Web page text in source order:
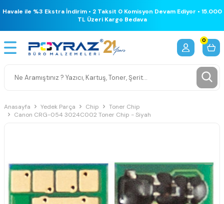
Havale ile %3 Ekstra İndirim • 2 Taksit 0 Komisyon Devam Ediyor • 15.000
TL Üzeri Kargo Bedava
0
Anasayfa Yedek Parça Chip
Toner Chip
Canon CRG-054 3024C002 Toner Chip - Siyah